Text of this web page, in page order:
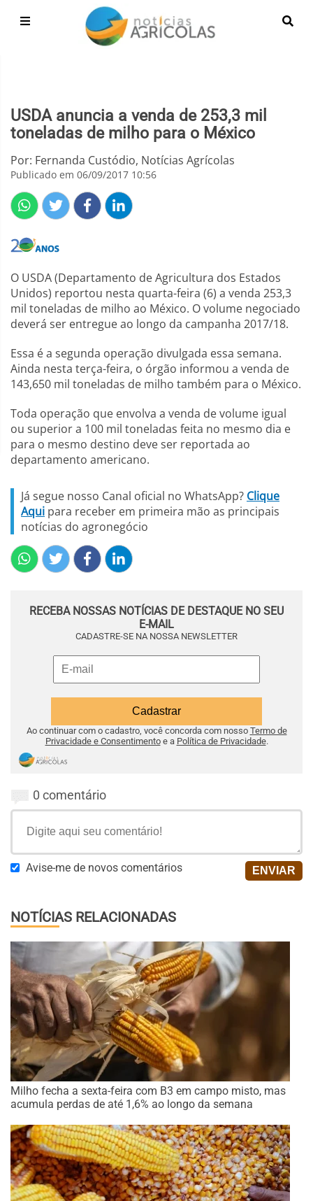
USDA anuncia a venda de 253,3 mil
toneladas de milho para o México
Por: Fernanda Custódio, Notícias Agrícolas
Publicado em 06/09/2017 10:56
O USDA (Departamento de Agricultura dos Estados
Unidos) reportou nesta quarta-feira (6) a venda 253,3
mil toneladas de milho ao México. O volume negociado
deverá ser entregue ao longo da campanha 2017/18.
Essa é a segunda operação divulgada essa semana.
Ainda nesta terça-feira, o órgão informou a venda de
143,650 mil toneladas de milho também para o México.
Toda operação que envolva a venda de volume igual
ou superior a 100 mil toneladas feita no mesmo dia e
para o mesmo destino deve ser reportada ao
departamento americano.
Já segue nosso Canal oficial no WhatsApp? Clique
Aqui para receber em primeira mão as principais
notícias do agronegócio
RECEBA NOSSAS NOTÍCIAS DE DESTAQUE NO SEU
E-MAIL
CADASTRE-SE NA NOSSA NEWSLETTER
Ao continuar com o cadastro, você concorda com nosso Termo de
Privacidade e Consentimentoe a Política de Privacidade.
0 comentário
Avise-me de novos comentários
NOTÍCIAS RELACIONADAS
Milho fecha a sexta-feira com B3 em campo misto, mas
acumula perdas de até 1,6% ao longo da semana